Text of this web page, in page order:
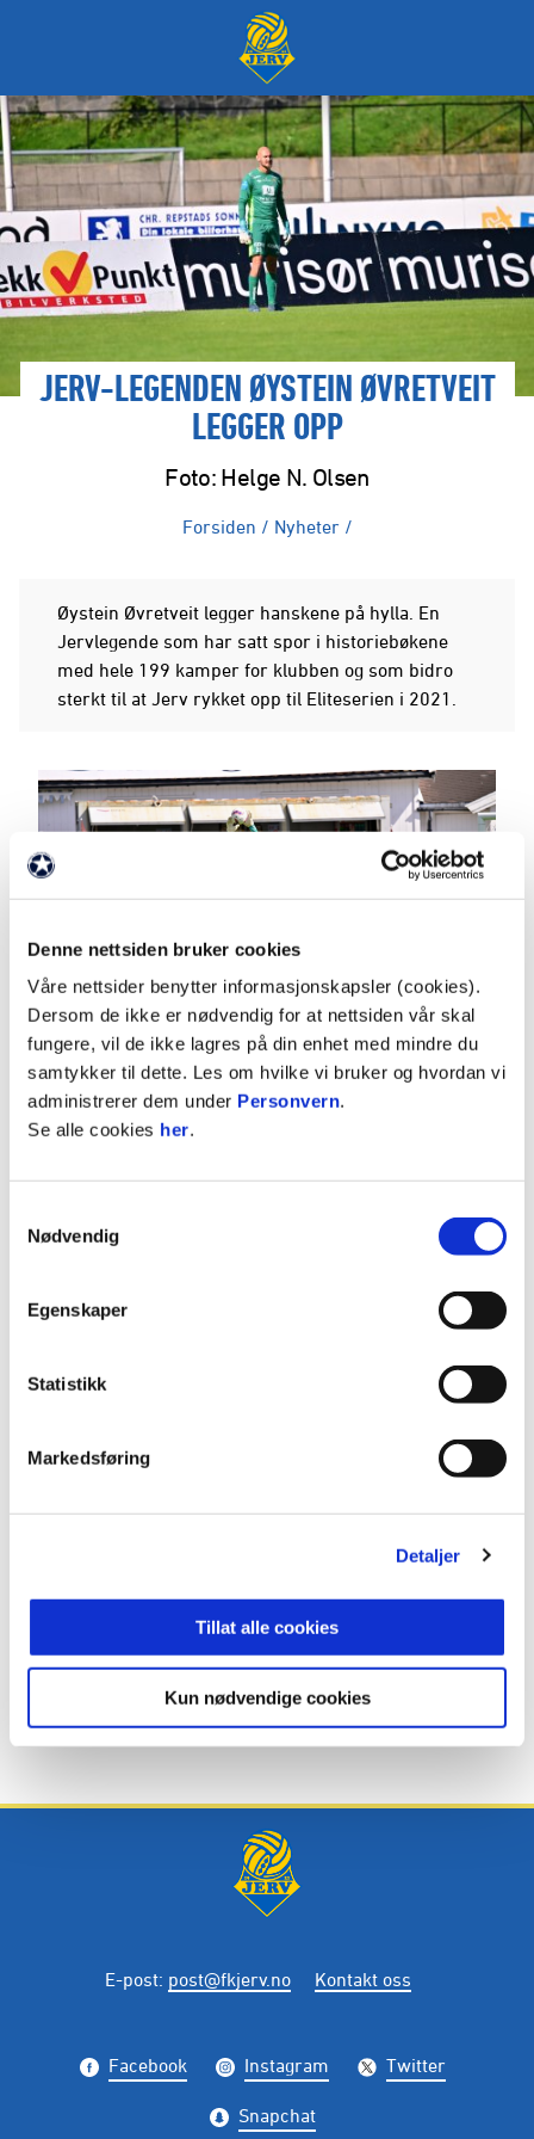
Denne nettsiden bruker cookies
Våre nettsider benytter informasjonskapsler (cookies).
Dersom de ikke er nødvendig for at nettsiden vår skal
fungere, vil de ikke lagres på din enhet med mindre du
samtykker til dette. Les om hvilke vi bruker og hvordan vi
administrerer dem under Personvern.
Se alle cookies her.
Nødvendig
Egenskaper
Statistikk
Markedsføring
Detaljer
Tillat alle cookies
Kun nødvendige cookies
JERV-LEGENDEN ØYSTEIN ØVRETVEIT
LEGGER OPP
Foto: Helge N. Olsen
Forsiden / Nyheter /
Øystein Øvretveit legger hanskene på hylla. En
Jervlegende som har satt spor i historiebøkene
med hele 199 kamper for klubben og som bidro
sterkt til at Jerv rykket opp til Eliteserien i 2021.
Øvretveit med en av mange gode inngripener. En
spesialitet av Øvretveit er straffer. Dette fikk han
minnerike fotballår i Jervdrakta. Vi ønsker også
Øvretveit masse lykke til videre med satsingen på
E-post: post@fkjerv.no Kontakt oss
Facebook Instagram Twitter
Snapchat